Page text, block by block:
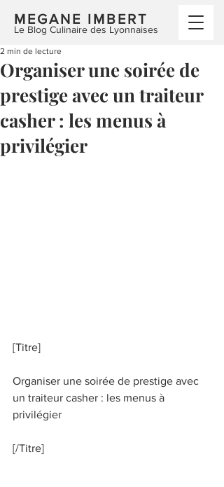
MEGANE IMBERT
Le Blog Culinaire des Lyonnaises
Organiser une soirée de
prestige avec un traiteur
casher : les menus à
privilégier
2 min de lecture
[Titre]
Organiser une soirée de prestige avec
un traiteur casher : les menus à
privilégier
[/Titre]